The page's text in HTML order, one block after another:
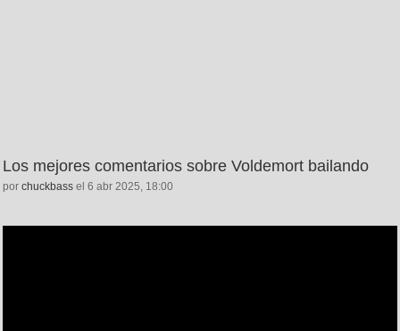
Los mejores comentarios sobre Voldemort bailando
por chuckbass el 6 abr 2025, 18:00